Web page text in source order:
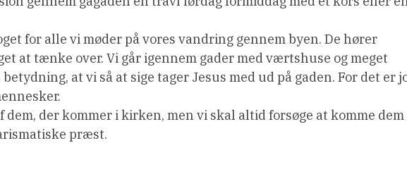
for alle vi møder på vores vandring gennem byen. De hører
at tænke over. Vi går igennem gader med værtshuse og meget
at vi så at sige tager Jesus med ud på gaden. For det er
dem, der kommer i kirken, men vi skal altid forsøge at komme dem
præst.